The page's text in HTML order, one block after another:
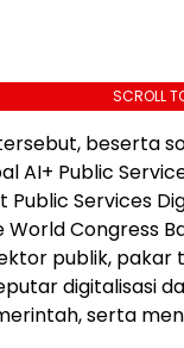
SCROLL
beserta
AI+ Public
Services
World Congress
publik, pakar
digitalisasi
serta